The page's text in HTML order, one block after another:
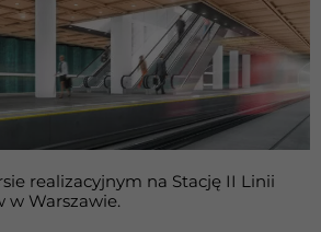
realizacyjnym na Stację II Linii
w Warszawie.